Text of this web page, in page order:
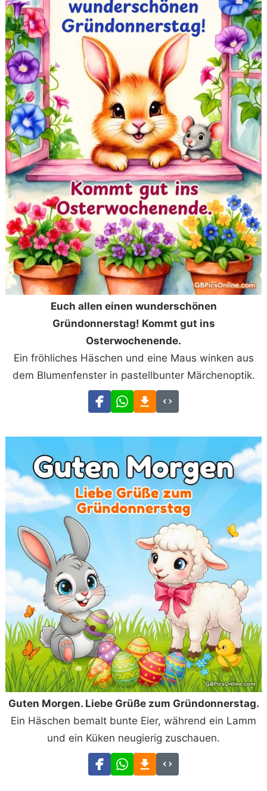
Euch allen einen wunderschönen
Gründonnerstag! Kommt gut ins
Osterwochenende.
Ein fröhliches Häschen und eine Maus winken aus
dem Blumenfenster in pastellbunter Märchenoptik.
Guten Morgen. Liebe Grüße zum Gründonnerstag.
Ein Häschen bemalt bunte Eier, während ein Lamm
und ein Küken neugierig zuschauen.